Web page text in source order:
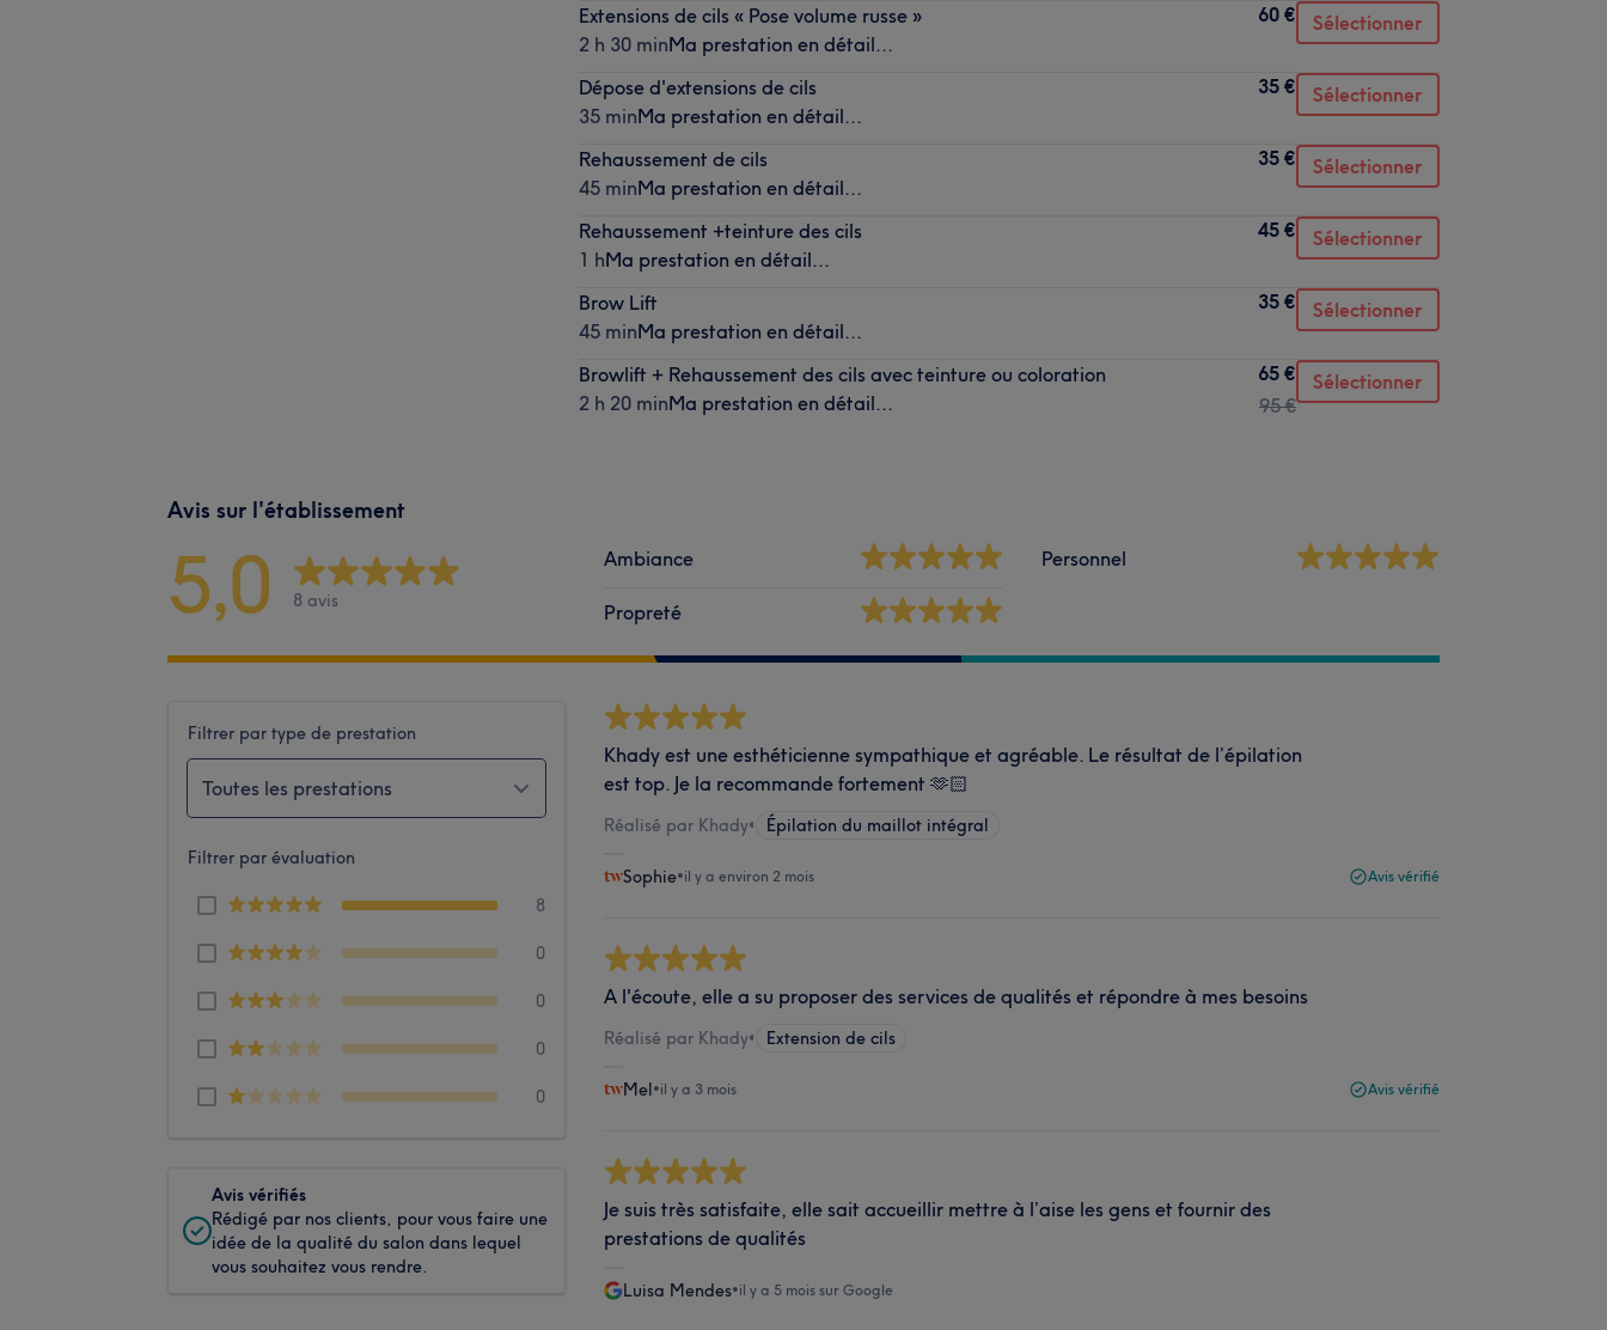
Extensions de cils « Pose volume russe »
2 h 30 minMa prestation en détail...
60 € Sélectionner
Dépose d'extensions de cils
35 minMa prestation en détail...
35 € Sélectionner
Rehaussement de cils
45 minMa prestation en détail...
35 € Sélectionner
Rehaussement +teinture des cils
1 hMa prestation en détail...
45 € Sélectionner
Brow Lift
45 minMa prestation en détail...
35 € Sélectionner
Browlift + Rehaussement des cils avec teinture ou coloration
2 h 20 minMa prestation en détail...
65 €
95 €
Sélectionner
Avis sur l'établissement
5,0 8 avis
Ambiance
Propreté
Personnel
Filtrer par type de prestation
Toutes les prestations
Filtrer par évaluation
8
0
0
0
0
Avis vérifiés
Rédigé par nos clients, pour vous faire une
idée de la qualité du salon dans lequel
vous souhaitez vous rendre.
Khady est une esthéticienne sympathique et agréable. Le résultat de l’épilation
est top. Je la recommande fortement 🫶🏻
Réalisé par Khady• Épilation du maillot intégral
Sophie•il y a environ 2 mois Avis vérifié
A l'écoute, elle a su proposer des services de qualités et répondre à mes besoins
Réalisé par Khady• Extension de cils
Mel•il y a 3 mois Avis vérifié
Je suis très satisfaite, elle sait accueillir mettre à l’aise les gens et fournir des
prestations de qualités
Luisa Mendes•il y a 5 mois sur Google